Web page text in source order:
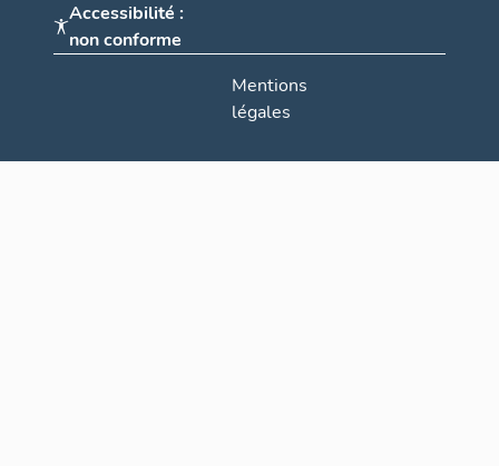
Accessibilité :
non conforme
Mentions
légales